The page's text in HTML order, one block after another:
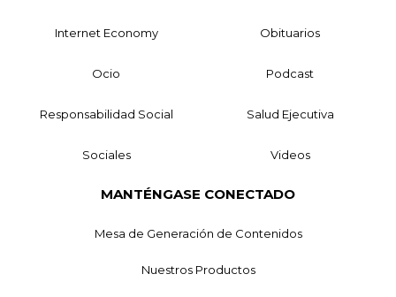
Internet Economy Obituarios
Ocio Podcast
Responsabilidad Social Salud Ejecutiva
Sociales Videos
MANTÉNGASE CONECTADO
Mesa de Generación de Contenidos
Nuestros Productos